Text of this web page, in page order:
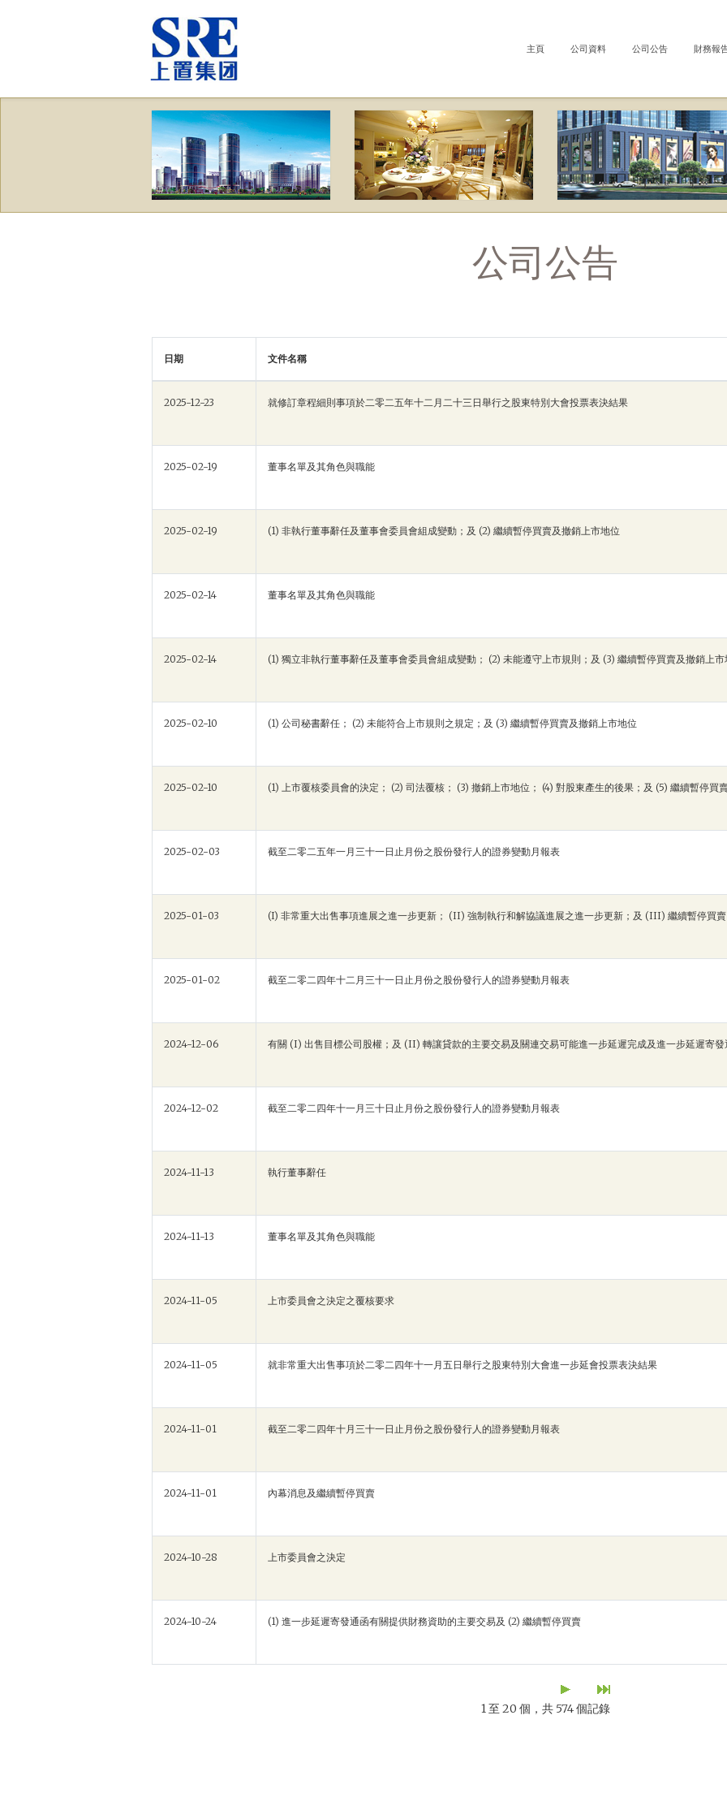
主頁 公司資料 公司公告 財務報
公司公告
日期 文件名稱
2025-12-23 就修訂章程細則事項於二零二五年十二月二十三日舉行之股東特別大會投票表決結果
2025-02-19 董事名單及其角色與職能
2025-02-19 (1) 非執行董事辭任及董事會委員會組成變動；及 (2) 繼續暫停買賣及撤銷上市地位
2025-02-14 董事名單及其角色與職能
2025-02-14 (1) 獨立非執行董事辭任及董事會委員會組成變動； (2) 未能遵守上市規則；及 (3) 繼續暫停買賣及撤銷上
2025-02-10 (1) 公司秘書辭任； (2) 未能符合上市規則之規定；及 (3) 繼續暫停買賣及撤銷上市地位
2025-02-10 (1) 上市覆核委員會的決定； (2) 司法覆核； (3) 撤銷上市地位； (4) 對股東產生的後果；及 (5) 繼續暫停買
2025-02-03 截至二零二五年一月三十一日止月份之股份發行人的證券變動月報表
2025-01-03 (I) 非常重大出售事項進展之進一步更新； (II) 強制執行和解協議進展之進一步更新；及 (III) 繼續暫停買賣
2025-01-02 截至二零二四年十二月三十一日止月份之股份發行人的證券變動月報表
2024-12-06 有關 (I) 出售目標公司股權；及 (II) 轉讓貸款的主要交易及關連交易可能進一步延遲完成及進一步延遲寄發
2024-12-02 截至二零二四年十一月三十日止月份之股份發行人的證券變動月報表
2024-11-13 執行董事辭任
2024-11-13 董事名單及其角色與職能
2024-11-05 上市委員會之決定之覆核要求
2024-11-05 就非常重大出售事項於二零二四年十一月五日舉行之股東特別大會進一步延會投票表決結果
2024-11-01 截至二零二四年十月三十一日止月份之股份發行人的證券變動月報表
2024-11-01 內幕消息及繼續暫停買賣
2024-10-28 上市委員會之決定
2024-10-24 (1) 進一步延遲寄發通函有關提供財務資助的主要交易及 (2) 繼續暫停買賣
1 至 20 個，共 574 個記錄